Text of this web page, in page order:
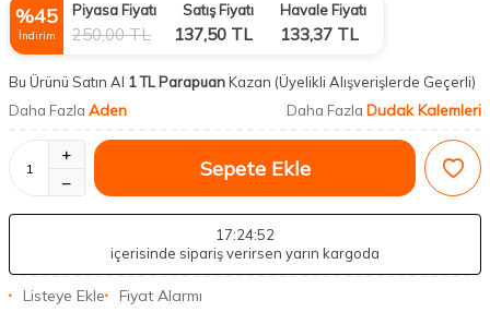
%45
İndirim
Piyasa Fiyatı
250,00TL
Satış Fiyatı
137,50 TL
Havale Fiyatı
133,37 TL
Bu Ürünü Satın Al 1 TL ParapuanKazan (Üyelikli Alışverişlerde Geçerli)
Daha Fazla Aden Daha Fazla Dudak Kalemleri
Sepete Ekle
17:24:51
içerisinde sipariş verirsen yarın kargoda
Listeye Ekle Fiyat Alarmı